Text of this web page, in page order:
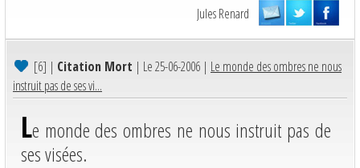
Jules Renard
[6] | Citation Mort | Le 25-06-2006 | Le monde des ombres ne nous
instruit pas de ses vi...
Le monde des ombres ne nous instruit pas de
ses visées.